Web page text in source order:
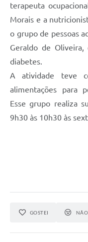
terapeuta
Morais e a
o grupo de pessoas
Geraldo de Oliveira,
diabetes.
A atividade teve
alimentações para
Esse grupo realiza
9h30 às 10h30 às
GOSTEI